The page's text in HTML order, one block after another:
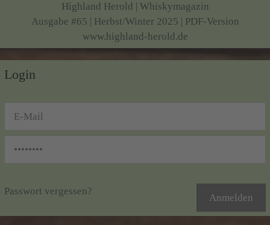
Highland Herold | Whiskymagazin
Ausgabe #65 | Herbst/Winter 2025 | PDF-Version
www.highland-herold.de
Login
Passwort vergessen?